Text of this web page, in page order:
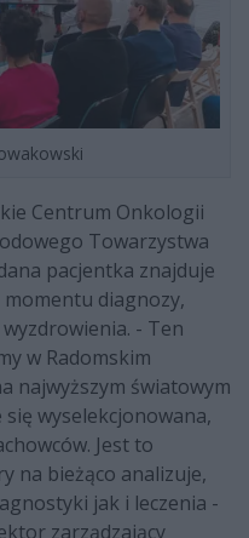
Centrum Onkologii
Towarzystwa
pacjentka znajduje
diagnozy,
- Ten
w Radomskim
najwyższym światowym
wyselekcjonowana,
Jest to
na bieżąco analizuje,
jak i leczenia -
zarządzający